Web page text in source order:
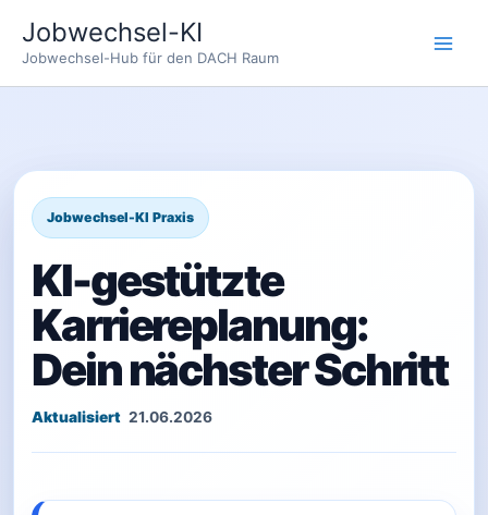
Inhalt
springen
Jobwechsel-KI
Jobwechsel-Hub für den DACH Raum
KI-gestützte
Karriereplanung:
Dein nächster Schritt
21.06.2026